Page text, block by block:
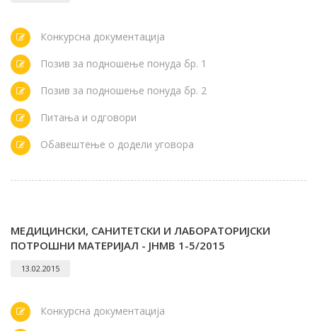
Конкурсна документација
Позив за подношење понуда бр. 1
Позив за подношење понуда бр. 2
Питања и одговори
Обавештење о додели уговора
МЕДИЦИНСКИ, САНИТЕТСКИ И ЛАБОРАТОРИЈСКИ
ПОТРОШНИ МАТЕРИЈАЛ - ЈНMB 1-5/2015
13.02.2015
Конкурсна документација